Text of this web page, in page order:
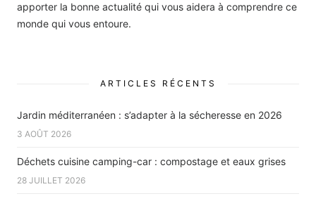
apporter la bonne actualité qui vous aidera à comprendre ce
monde qui vous entoure.
ARTICLES RÉCENTS
Jardin méditerranéen : s’adapter à la sécheresse en 2026
3 AOÛT 2026
Déchets cuisine camping-car : compostage et eaux grises
28 JUILLET 2026